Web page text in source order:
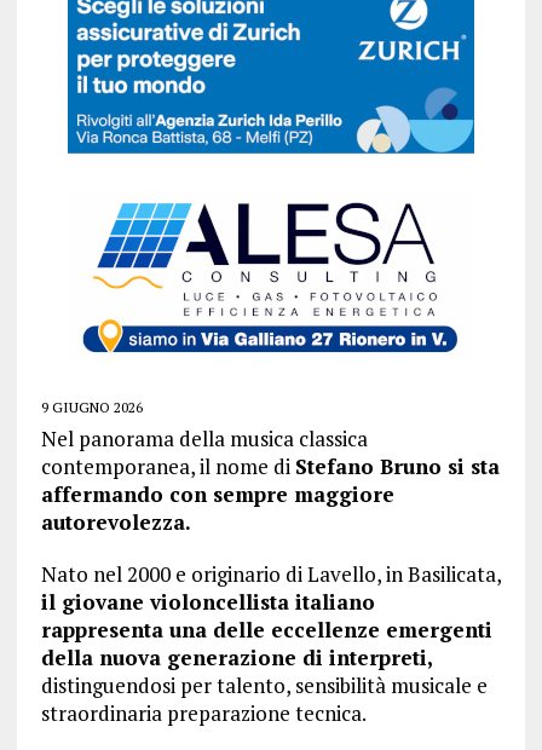
9 GIUGNO 2026
Nel panorama della musica classica
contemporanea, il nome di Stefano Bruno si sta
affermando con sempre maggiore
autorevolezza.
Nato nel 2000 e originario di Lavello, in Basilicata,
il giovane violoncellista italiano
rappresenta una delle eccellenze emergenti
della nuova generazione di interpreti,
distinguendosi per talento, sensibilità musicale e
straordinaria preparazione tecnica.